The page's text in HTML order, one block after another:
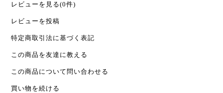
レビューを見る(0件)
レビューを投稿
特定商取引法に基づく表記
この商品を友達に教える
この商品について問い合わせる
買い物を続ける